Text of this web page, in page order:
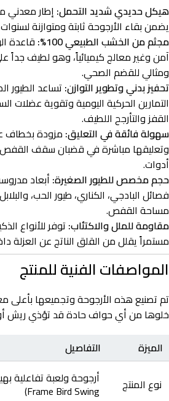
هيكل حديدي شديد التحمل: إطار معدني
يضمن بقاء الأرجوحة ثابتة ومتوازنة
مجثم من الخشب الطبيعي 100%:
قاعدة
آمن وغير معالج كيميائياً، وهو لطيف جداً
ومثالي للقضم الصحي.
تحفيز بدني وتطوير التوازن: تساعد الطيور
التمارين الحركية اليومية وتقوية عضلات
القفز والتأرجح اللطيف.
سهولة فائقة في التعليق: مزودة بخطاف
وتعليقها مباشرة في قضبان سقف
أدوات.
حجم مخصص للطيور الصغيرة: أبعاد
فصائل البادجي، الكناري، طيور الحب،
مساحة القفص.
مقاومة للملل والاكتئاب: توفر للأنواع
مستمراً يقلل من القلق الناتج عن العزلة
المواصفات الفنية للمنتج
تم تصنيع هذه الأرجوحة وتجميعها بأعلى
خلوها من أي حواف حادة قد تؤذي ريش أو
الميزة
التفاصيل
نوع المنتج
Frame Bird Swing)